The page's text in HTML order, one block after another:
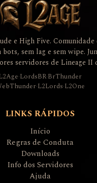
e High Five.
sem lag e sem wipe.
servidores de Lineage II
·LordsBR·BrThunder
·L2Lords·L2One
LINKS RÁPIDOS
Início
Regras de Conduta
Downloads
Info dos Servidores
Ajuda